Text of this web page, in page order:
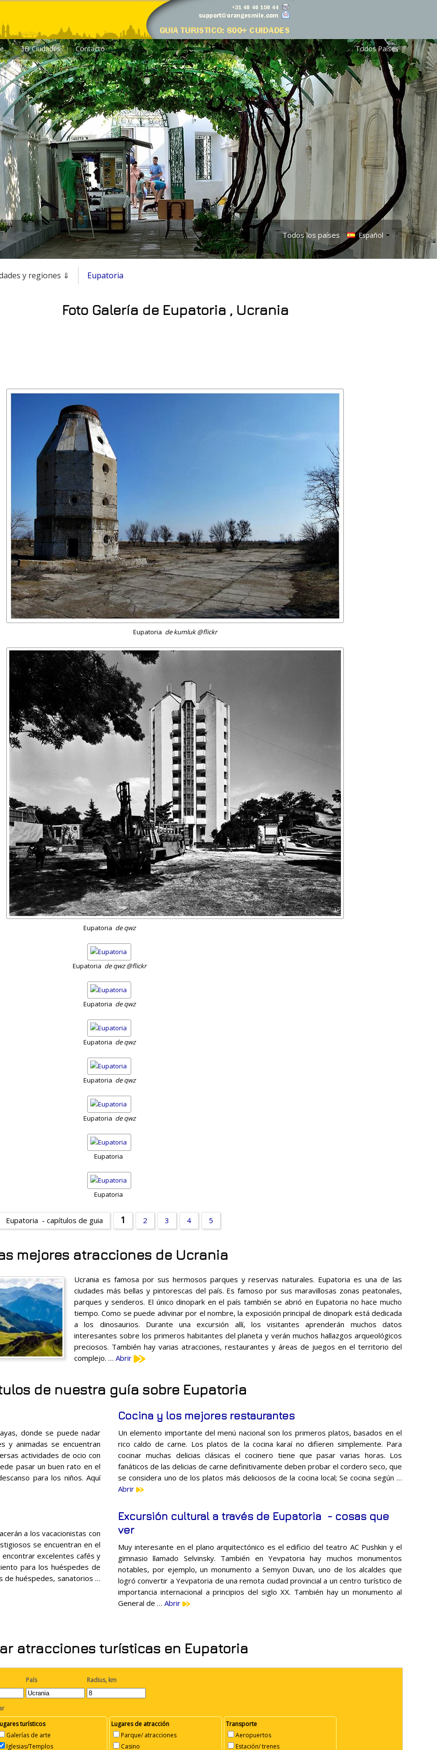
3D Ciudades Contacto Todos Países
Todos los países Español
y regiones ⇓ Eupatoria
Foto Galería de Eupatoria , Ucrania
Eupatoria de kumluk @flickr
Eupatoria de qwz
Eupatoria de qwz @flickr
Eupatoria de qwz
Eupatoria de qwz
Eupatoria de qwz
Eupatoria de qwz
Eupatoria
Eupatoria
Eupatoria - capítulos de guia 1 2 3 4 5
mejores atracciones de Ucrania
Ucrania es famosa por sus hermosos parques y reservas naturales. Eupatoria es una de las
ciudades más bellas y pintorescas del país. Es famoso por sus maravillosas zonas peatonales,
parques y senderos. El único dinopark en el país también se abrió en Eupatoria no hace mucho
tiempo. Como se puede adivinar por el nombre, la exposición principal de dinopark está dedicada
a los dinosaurios. Durante una excursión allí, los visitantes aprenderán muchos datos
interesantes sobre los primeros habitantes del planeta y verán muchos hallazgos arqueológicos
preciosos. También hay varias atracciones, restaurantes y áreas de juegos en el territorio del
complejo. … Abrir
de nuestra guía sobre Eupatoria
donde se puede nadar
y animadas se encuentran
actividades de ocio con
pasar un buen rato en el
para los niños. Aquí
Cocina y los mejores restaurantes
Un elemento importante del menú nacional son los primeros platos, basados ​​en el
rico caldo de carne. Los platos de la cocina karaí no difieren simplemente. Para
cocinar muchas delicias clásicas el cocinero tiene que pasar varias horas. Los
fanáticos de las delicias de carne definitivamente deben probar el cordero seco, que
se considera uno de los platos más deliciosos de la cocina local; Se cocina según …
Abrir
a los vacacionistas con
se encuentran en el
excelentes cafés y
para los huéspedes de
de huéspedes, sanatorios …
Excursión cultural a través de Eupatoria - cosas que
ver
Muy interesante en el plano arquitectónico es el edificio del teatro AC Pushkin y el
gimnasio llamado Selvinsky. También en Yevpatoria hay muchos monumentos
notables, por ejemplo, un monumento a Semyon Duvan, uno de los alcaldes que
logró convertir a Yevpatoria de una remota ciudad provincial a un centro turístico de
importancia internacional a principios del siglo XX. También hay un monumento al
General de … Abrir
atracciones turísticas en Eupatoria
País Radius, km
turísticos
Galerías de arte
Iglesias/Templos
Lugares de atracción
Parque/ atracciones
Casino
Transporte
Aeropuertos
Estación/ trenes